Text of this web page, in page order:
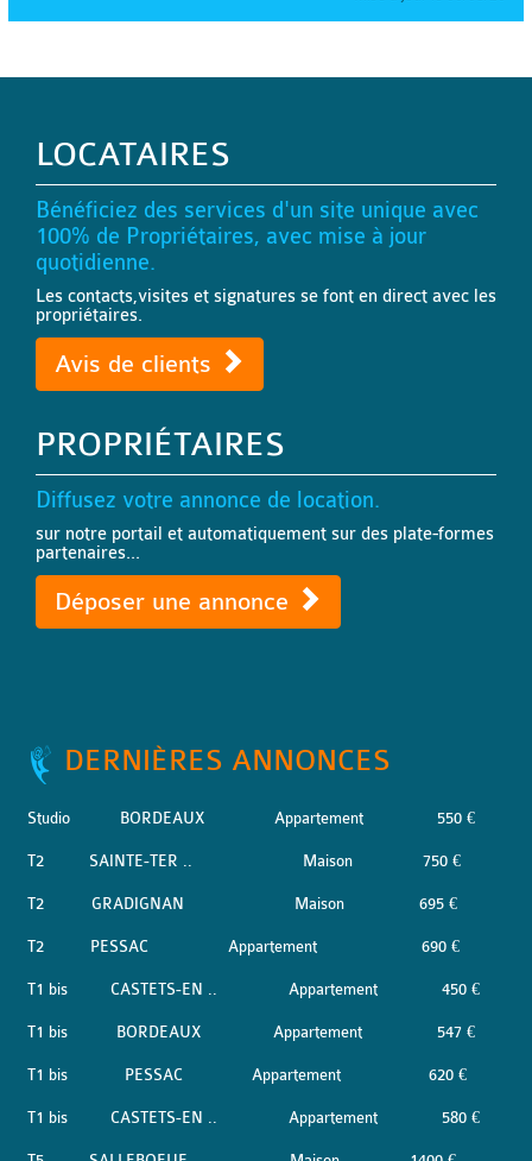
LOCATAIRES
Bénéficiez des services d'un site unique avec
100% de Propriétaires, avec mise à jour
quotidienne.
Les contacts,visites et signatures se font en direct avec les
propriétaires.
Avis de clients
PROPRIÉTAIRES
Diffusez votre annonce de location.
sur notre portail et automatiquement sur des plate-formes
partenaires...
Déposer une annonce
DERNIÈRES ANNONCES
Studio BORDEAUX Appartement 550 €
T2 SAINTE-TER .. Maison 750 €
T2 GRADIGNAN Maison 695 €
T2 PESSAC Appartement 690 €
T1 bis CASTETS-EN .. Appartement 450 €
T1 bis BORDEAUX Appartement 547 €
T1 bis PESSAC Appartement 620 €
T1 bis CASTETS-EN .. Appartement 580 €